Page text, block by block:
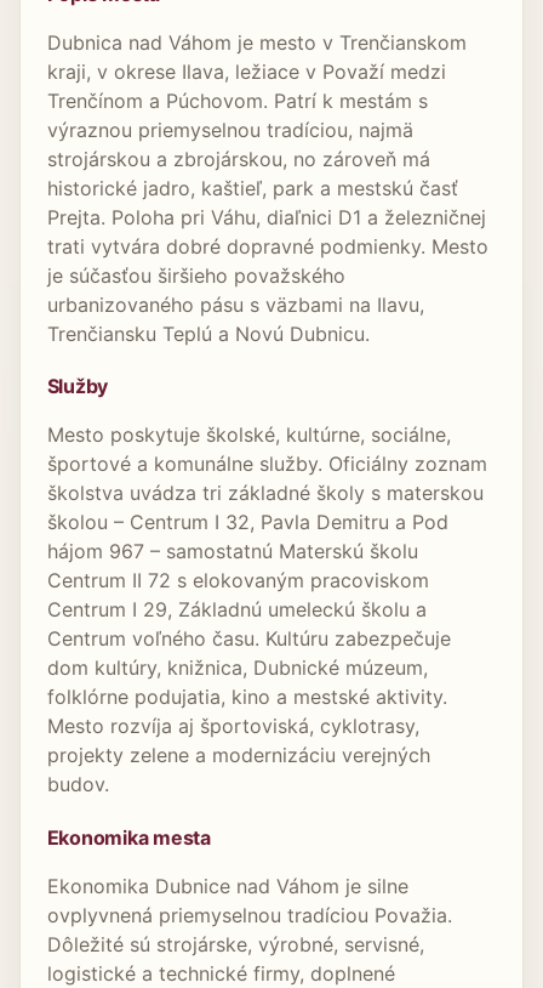
Dubnica nad Váhom je mesto v Trenčianskom
kraji, v okrese Ilava, ležiace v Považí medzi
Trenčínom a Púchovom. Patrí k mestám s
výraznou priemyselnou tradíciou, najmä
strojárskou a zbrojárskou, no zároveň má
historické jadro, kaštieľ, park a mestskú časť
Prejta. Poloha pri Váhu, diaľnici D1 a železničnej
trati vytvára dobré dopravné podmienky. Mesto
je súčasťou širšieho považského
urbanizovaného pásu s väzbami na Ilavu,
Trenčiansku Teplú a Novú Dubnicu.
Služby
Mesto poskytuje školské, kultúrne, sociálne,
športové a komunálne služby. Oficiálny zoznam
školstva uvádza tri základné školy s materskou
školou – Centrum I 32, Pavla Demitru a Pod
hájom 967 – samostatnú Materskú školu
Centrum II 72 s elokovaným pracoviskom
Centrum I 29, Základnú umeleckú školu a
Centrum voľného času. Kultúru zabezpečuje
dom kultúry, knižnica, Dubnické múzeum,
folklórne podujatia, kino a mestské aktivity.
Mesto rozvíja aj športoviská, cyklotrasy,
projekty zelene a modernizáciu verejných
budov.
Ekonomika mesta
Ekonomika Dubnice nad Váhom je silne
ovplyvnená priemyselnou tradíciou Považia.
Dôležité sú strojárske, výrobné, servisné,
logistické a technické firmy, doplnené